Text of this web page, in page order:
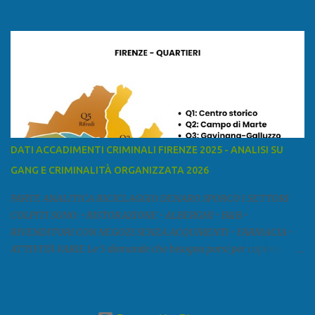
a est con le province di Pistoia e di Firenze, a sud con la provincia di
Lucca Ÿ la Versilia Ÿ la Media Valle del Serchio Ÿ la Garfagnana
Fonte: wikipedia Presenze mafiose e criminali (principali) Le
presenze mafiose in provincia sono assai rilevanti. Si segnala che
nella relazione del 2001 della Commissione parlamentare
Livorno e Lucca agiscono i clan dei Fedele...” Dalla ricerc...
DATI ACCADIMENTI CRIMINALI FIRENZE 2025 - ANALISI SU
GANG E CRIMINALITÀ ORGANIZZATA 2026
PARTE ANALITICA RICICLAGGIO DENARO SPORCO I SETTORI
COLPITI SONO: • RISTORAZIONE • ALBERGHI • B&B •
RIVENDITORI CON NEGOZI SENZA ACQUIRENTI • FARMACIA •
ATTIVITÀ VARIE Le 5 domande che bisogna porsi per capire e